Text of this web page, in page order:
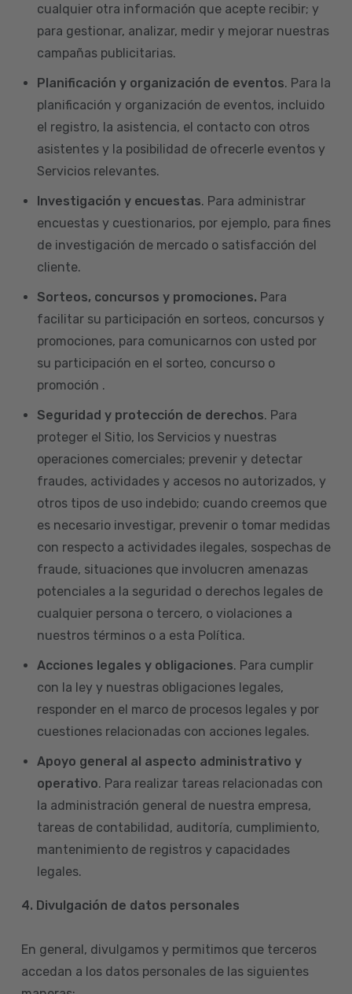
cualquier otra información que acepte recibir; y
para gestionar, analizar, medir y mejorar nuestras
campañas publicitarias.
Planificación y organización de eventos. Para la
planificación y organización de eventos, incluido
el registro, la asistencia, el contacto con otros
asistentes y la posibilidad de ofrecerle eventos y
Servicios relevantes.
Investigación y encuestas. Para administrar
encuestas y cuestionarios, por ejemplo, para fines
de investigación de mercado o satisfacción del
cliente.
Sorteos, concursos y promociones. Para
facilitar su participación en sorteos, concursos y
promociones, para comunicarnos con usted por
su participación en el sorteo, concurso o
promoción .
Seguridad y protección de derechos. Para
proteger el Sitio, los Servicios y nuestras
operaciones comerciales; prevenir y detectar
fraudes, actividades y accesos no autorizados, y
otros tipos de uso indebido; cuando creemos que
es necesario investigar, prevenir o tomar medidas
con respecto a actividades ilegales, sospechas de
fraude, situaciones que involucren amenazas
potenciales a la seguridad o derechos legales de
cualquier persona o tercero, o violaciones a
nuestros términos o a esta Política.
Acciones legales y obligaciones. Para cumplir
con la ley y nuestras obligaciones legales,
responder en el marco de procesos legales y por
cuestiones relacionadas con acciones legales.
Apoyo general al aspecto administrativo y
operativo. Para realizar tareas relacionadas con
la administración general de nuestra empresa,
tareas de contabilidad, auditoría, cumplimiento,
mantenimiento de registros y capacidades
legales.
4. Divulgación de datos personales
En general, divulgamos y permitimos que terceros
accedan a los datos personales de las siguientes